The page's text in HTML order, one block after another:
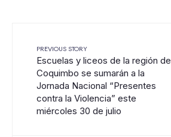
PREVIOUS STORY
Escuelas y liceos de la región de
Coquimbo se sumarán a la
Jornada Nacional “Presentes
contra la Violencia” este
miércoles 30 de julio